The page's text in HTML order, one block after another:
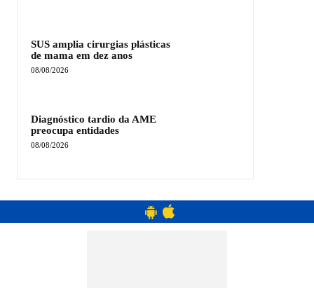
SUS amplia cirurgias plásticas
de mama em dez anos
08/08/2026
Diagnóstico tardio da AME
preocupa entidades
08/08/2026